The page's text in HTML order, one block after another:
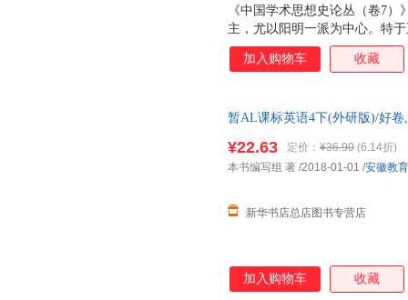
《中国学术思想史论丛（卷7
主，尤以阳明一派为中心。特
阐申，以见浙中江右王门之歧
基本处发论，则其文学上成就
南塘四人。宋尤庵以前皆在明
加入购物车 收藏
暂AL课标英语4下(外研版)/好
13284178503
¥22.63 定价： ¥36.90 (6.14折)
新华书店总店图书专营店
本书编写组 著 /2018-01-01 /安徽教
加入购物车 收藏